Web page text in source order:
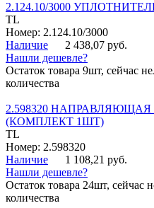
2.124.10/3000
TL
Номер: 2.124.10/3000
Наличие
2 438,07 руб.
Нашли дешевле?
Остаток товара 9шт, сейчас
количества
2.598320
(КОМПЛЕКТ 1ШТ)
TL
Номер: 2.598320
Наличие
1 108,21 руб.
Нашли дешевле?
Остаток товара 24шт, сейчас
количества